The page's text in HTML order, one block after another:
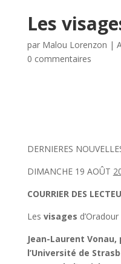
Les
par Malou Lorenzon |
0 commentaires
DERNIERES
DIMANCHE 19 AOÛT
COURRIER DES
Les visages d’Oradour
Jean-Laurent Vonau,
l’Université de